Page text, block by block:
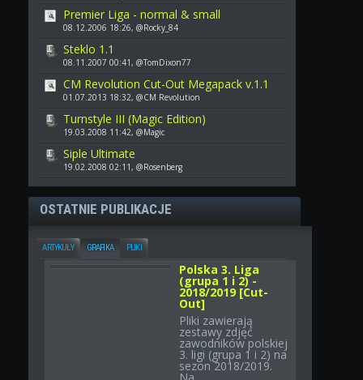
Premier Liga - normal & small
08.12.2006 18:26, @Rocky_84
Steklo 1.1
08.11.2007 00:41, @TomDixon77
CM Revolution Cut-Out Megapack v.1.1
01.07.2013 18:32, @CM Revolution
Turnstyle III (Magic Edition)
19.03.2008 11:42, @Magic
Siple Ultimate
19.02.2008 02:11, @Rosenberg
OSTATNIE PUBLIKACJE
ARTYKUŁY GRAFIKA PLIKI
Polska 3. Liga
(grupa 1 i 2) -
2018/2019 [Cut-
Out]
Pliki zawierają
zestawy zdjęć
zawodników polskiej
3. ligi (grupa 1 i 2) na
sezon 2018/2019.